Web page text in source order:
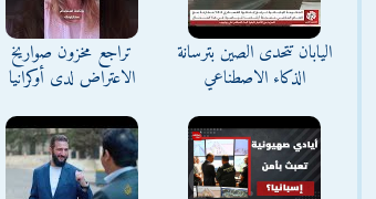
اليابان تتحدى الصين بترسانة
الذكاء الاصطناعي
تراجع مخزون صواريخ
الاعتراض لدى أوكرانيا